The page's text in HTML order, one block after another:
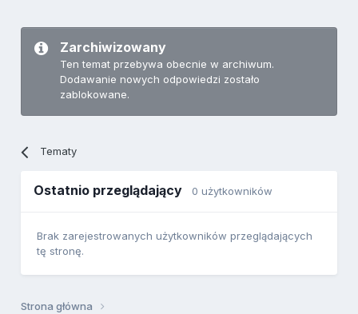
Zarchiwizowany
Ten temat przebywa obecnie w archiwum.
Dodawanie nowych odpowiedzi zostało
zablokowane.
Tematy
Ostatnio przeglądający 0 użytkowników
Brak zarejestrowanych użytkowników przeglądających
tę stronę.
Strona główna